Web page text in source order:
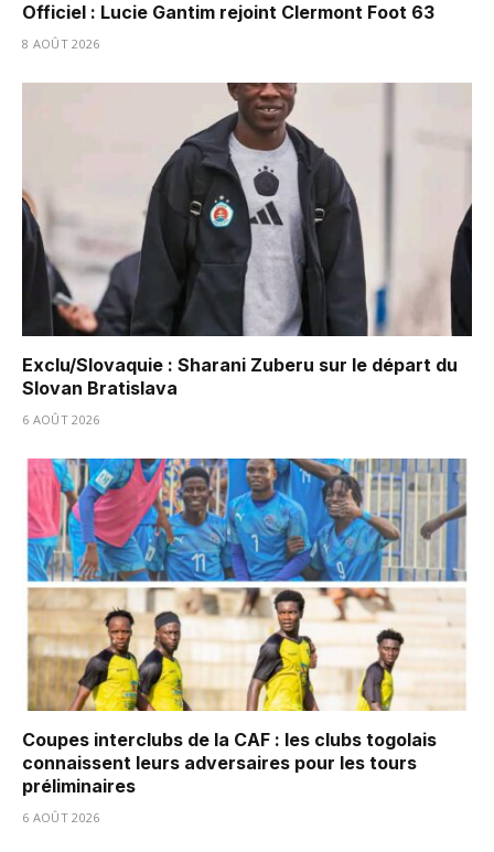
Officiel : Lucie Gantim rejoint Clermont Foot 63
8 AOÛT 2026
Exclu/Slovaquie : Sharani Zuberu sur le départ du
Slovan Bratislava
6 AOÛT 2026
Coupes interclubs de la CAF : les clubs togolais
connaissent leurs adversaires pour les tours
préliminaires
6 AOÛT 2026